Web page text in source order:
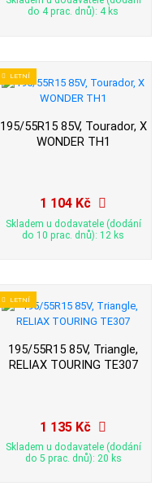
do 4 prac. dnů): 4 ks
LETNÍ
195/55R15 85V, Tourador, X
WONDER TH1
1 104 Kč
Skladem u dodavatele (dodání
do 10 prac. dnů): 12 ks
LETNÍ
195/55R15 85V, Triangle,
RELIAX TOURING TE307
1 135 Kč
Skladem u dodavatele (dodání
do 5 prac. dnů): 20 ks